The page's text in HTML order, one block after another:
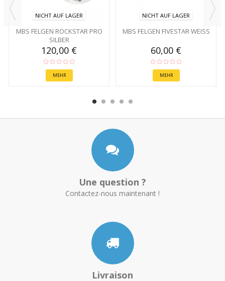
NICHT AUF LAGER
MBS FELGEN ROCKSTAR PRO
SILBER
120,00 €
MEHR
NICHT AUF LAGER
MBS FELGEN FIVESTAR WEISS
60,00 €
MEHR
Une question ?
Contactez-nous maintenant !
Livraison